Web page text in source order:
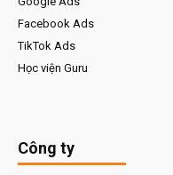
Facebook Ads
TikTok Ads
Học viện Guru
Công ty